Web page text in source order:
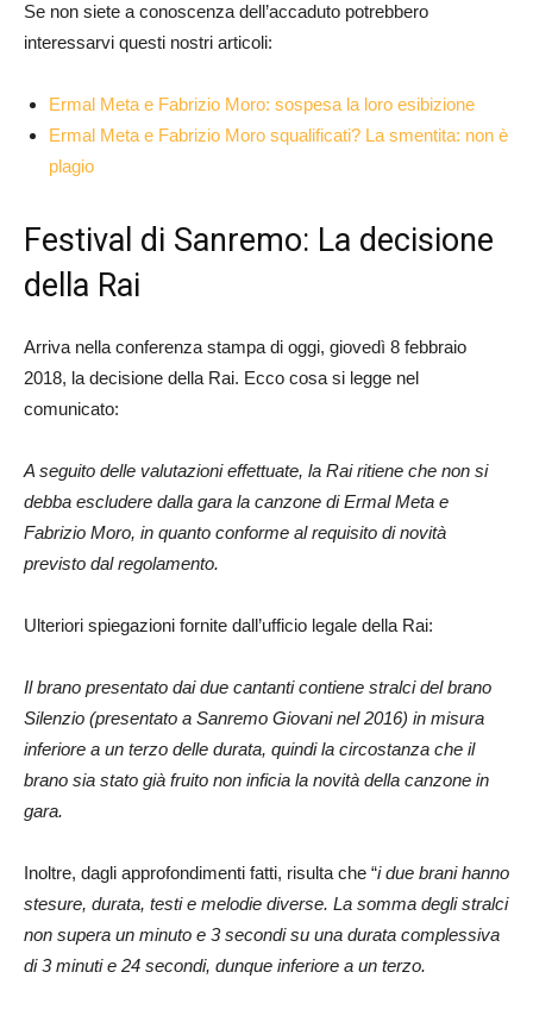
Se non siete a conoscenza dell’accaduto potrebbero
interessarvi questi nostri articoli:
Ermal Meta e Fabrizio Moro: sospesa la loro esibizione
Ermal Meta e Fabrizio Moro squalificati? La smentita: non è
plagio
Festival di Sanremo: La decisione
della Rai
Arriva nella conferenza stampa di oggi, giovedì 8 febbraio
2018, la decisione della Rai. Ecco cosa si legge nel
comunicato:
A seguito delle valutazioni effettuate, la Rai ritiene che non si
debba escludere dalla gara la canzone di Ermal Meta e
Fabrizio Moro, in quanto conforme al requisito di novità
previsto dal regolamento.
Ulteriori spiegazioni fornite dall’ufficio legale della Rai:
Il brano presentato dai due cantanti contiene stralci del brano
Silenzio (presentato a Sanremo Giovani nel 2016) in misura
inferiore a un terzo delle durata, quindi la circostanza che il
brano sia stato già fruito non inficia la novità della canzone in
gara.
Inoltre, dagli approfondimenti fatti, risulta che “i due brani hanno
stesure, durata, testi e melodie diverse. La somma degli stralci
non supera un minuto e 3 secondi su una durata complessiva
di 3 minuti e 24 secondi, dunque inferiore a un terzo.